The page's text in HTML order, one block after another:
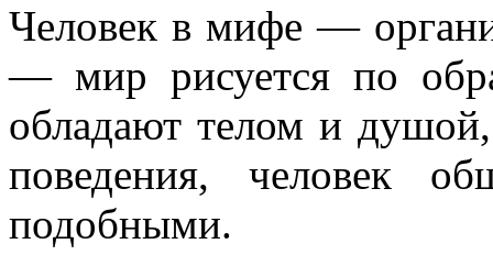
Человек в мифе —
— мир рисуется по
обладают телом и
поведения, человек
подобными.